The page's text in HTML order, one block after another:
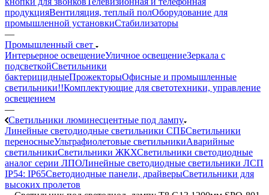
продукцияВентиляция, теплый полОборудование для
промышленной установкиСтабилизаторы
—
Промышленный свет
Интерьерное освещениеУличное освещениеЗеркала с
подсветкойСветильники
бактерицидныеПрожекторыОфисные и промышленные
светильники!!Комплектующие для светотехники, управление
освещением
—
Светильники люминесцентные под лампу
Линейные светодиодные светильники СПБСветильники
переносныеУльтрафиолетовые светильникиАварийные
светильникиСветильники ЖКХСветильники светодиодные
аналог серии ЛПОЛинейные светодиодные светильники ЛСП
IP54: IP65Светодиодные панели, драйверыСветильники для
высоких пролетов